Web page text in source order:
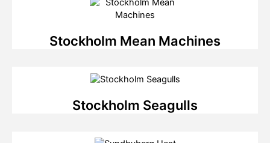
Stockholm Mean Machines
Stockholm Seagulls